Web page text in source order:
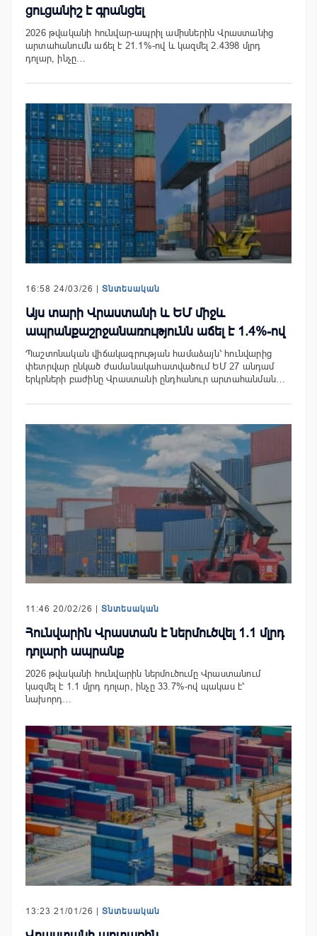
ցուցանիշ է գրանցել
2026 թվականի հունվար-ապրիլ ամիսներին Վրաստանից
արտահանումն աճել է 21.1%-ով և կազմել 2.4398 մլրդ
դոլար, ինչը…
16:58 24/03/26 | Տնտեսական
Այս տարի Վրաստանի և ԵՄ միջև
ապրանքաշրջանառությունն աճել է 1.4%-ով
Պաշտոնական վիճակագրության համաձայն՝ հունվարից
փետրվար ընկած ժամանակահատվածում ԵՄ 27 անդամ
երկրների բաժինը Վրաստանի ընդհանուր արտահանման…
11:46 20/02/26 | Տնտեսական
Հունվարին Վրաստան է ներմուծվել 1.1 մլրդ
դոլարի ապրանք
2026 թվականի հունվարին ներմուծումը Վրաստանում
կազմել է 1.1 մլրդ դոլար, ինչը 33.7%-ով պակաս է՝
նախորդ…
13:23 21/01/26 | Տնտեսական